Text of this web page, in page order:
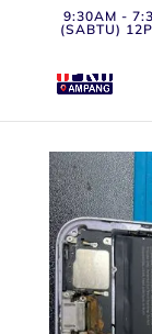
9:30AM -
(SABTU)